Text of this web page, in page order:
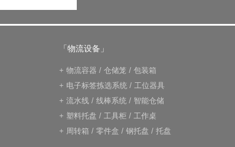
「物流设备」
+ 物流容器 / 仓储笼 / 包装箱
+ 电子标签拣选系统 / 工位器具
+ 流水线 / 线棒系统 / 智能仓储
+ 塑料托盘 / 工具柜 / 工作桌
+ 周转箱 / 零件盒 / 钢托盘 / 托盘